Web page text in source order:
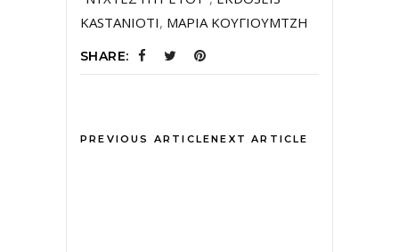
KASTANIOTI, ΜΑΡΙΑ ΚΟΥΓΙΟΥΜΤΖΗ
SHARE:
PREVIOUS ARTICLENEXT ARTICLE